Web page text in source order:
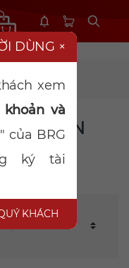
KHUYẾN
DÙNG ×
xem
và
" của BRG
ký tài
KHÁCH